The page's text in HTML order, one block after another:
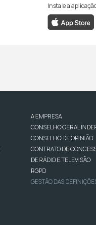
Instale a
A EMPRESA
CONSELHO GERAL
CONSELHO DE OPINIÃO
CONTRATO DE
DE RÁDIO E TELEVISÃO
RGPD
GESTÃO DAS